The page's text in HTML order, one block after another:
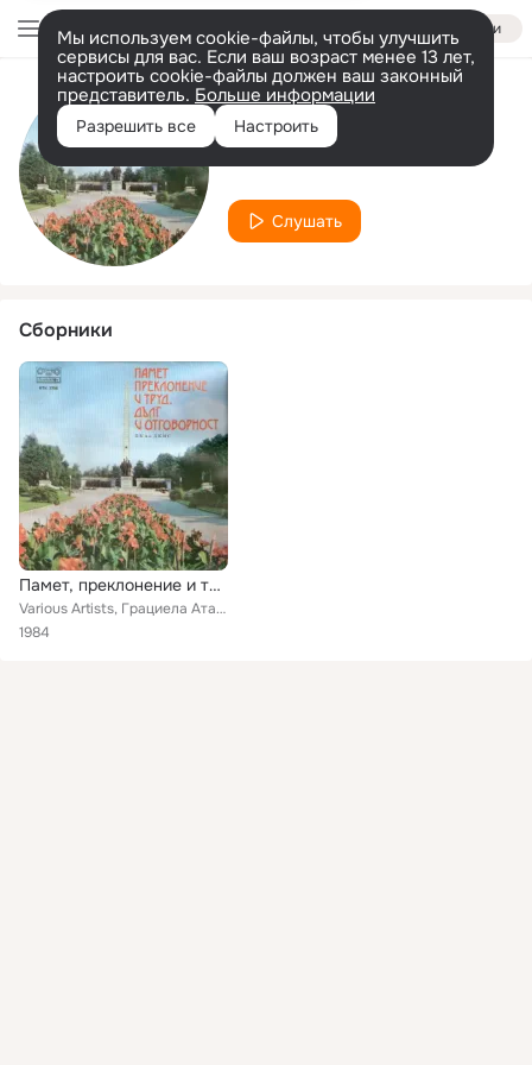
Войти
Мы используем cookie-файлы, чтобы улучшить
сервисы для вас. Если ваш возраст менее 13 лет,
настроить cookie-файлы должен ваш законный
представитель. Больше информации
Разрешить все Настроить
Исполнитель
Михаил Илиев
Слушать
Сборники
Памет, преклонение и труд, дълг и отговорност
Various Artists, Грациела Атанасова, Михаил Илиев, Оркестър с диригент Камен Големинов, Симеон Джуров, Група Такт
1984